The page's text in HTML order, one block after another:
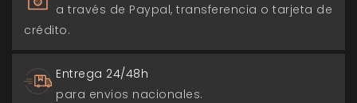
a través de Paypal, transferencia o tarjeta de
crédito.
Entrega 24/48h
para envios nacionales.